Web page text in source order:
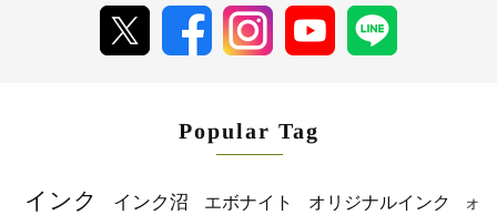
Popular Tag
インク インク沼 エボナイト オリジナルインク オ